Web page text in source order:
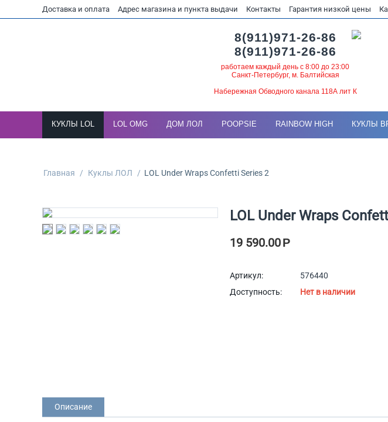
Доставка и оплата Адрес магазина и пункта выдачи Контакты Гарантия низкой цены
8(911)971-26-86
8(911)971-26-86
работаем каждый день с 8:00 до 23:00
Санкт-Петербург, м. Балтийская
Набережная Обводного канала 118А лит К
КУКЛЫ LOL LOL OMG ДОМ ЛОЛ POOPSIE RAINBOW HIGH КУКЛЫ
Главная / Куклы ЛОЛ / LOL Under Wraps Confetti Series 2
LOL Under Wraps
19 590.00Р
Артикул:
576440
Доступность:
Нет в наличии
Описание